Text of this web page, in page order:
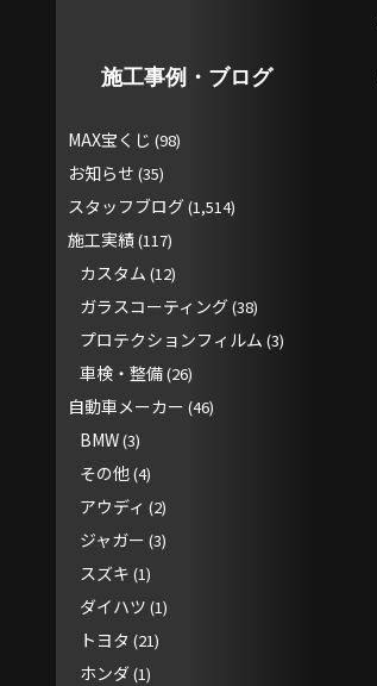
施工事例・ブログ
MAX宝くじ (98)
お知らせ (35)
スタッフブログ(1,514)
施工実績(117)
カスタム (12)
ガラスコーティング(38)
プロテクションフィルム (3)
車検・整備(26)
自動車メーカー (46)
BMW(3)
その他(4)
アウディ (2)
ジャガー (3)
スズキ (1)
ダイハツ (1)
トヨタ (21)
ホンダ (1)